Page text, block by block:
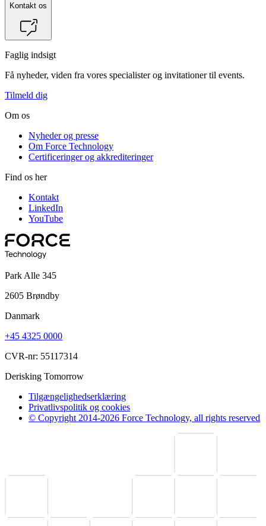
Kontakt os
Faglig indsigt
Få nyheder, viden fra vores specialister og invitationer til events.
Tilmeld dig
Om os
Nyheder og presse
Om Force Technology
Certificeringer og akkrediteringer
Find os her
Kontakt
LinkedIn
YouTube
Park Alle 345
2605 Brøndby
Danmark
+45 4325 0000
CVR-nr: 55117314
Derisking Tomorrow
Tilgængelighedserklæring
Privatlivspolitik og cookies
© Copyright 2014-2026 Force Technology, all rights reserved